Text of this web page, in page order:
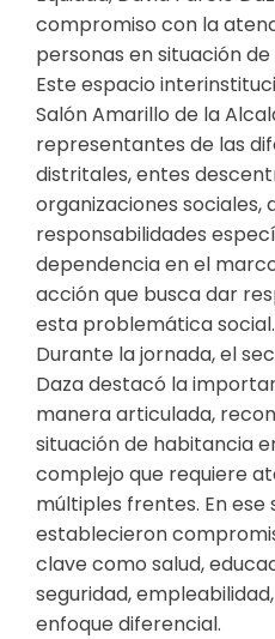
compromiso con la
personas en situación de
Este espacio
Salón Amarillo de la
representantes de las
distritales, entes
organizaciones sociales,
responsabilidades
dependencia en el
acción que busca dar
esta problemática social.
Durante la jornada, el
Daza destacó la
manera articulada,
situación de habitancia
complejo que requiere
múltiples frentes. En ese
establecieron
clave como salud,
seguridad,
enfoque diferencial.